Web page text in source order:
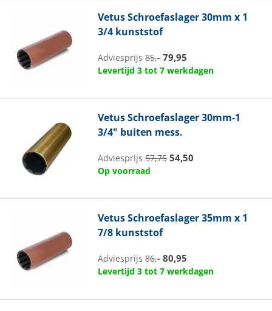
VetusSchroefaslager 30mm x 1
3/4 kunststof
Adviesprijs85,- 79,95
Levertijd 3 tot 7 werkdagen
VetusSchroefaslager 30mm-1
3/4" buiten mess.
Adviesprijs57,75 54,50
Op voorraad
VetusSchroefaslager 35mm x 1
7/8 kunststof
Adviesprijs86,- 80,95
Levertijd 3 tot 7 werkdagen